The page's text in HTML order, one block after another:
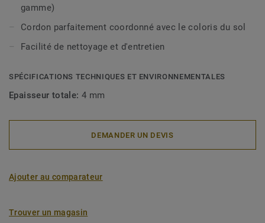
gamme)
Cordon parfaitement coordonné avec le coloris du sol
Facilité de nettoyage et d'entretien
SPÉCIFICATIONS TECHNIQUES ET ENVIRONNEMENTALES
Epaisseur totale: 4 mm
DEMANDER UN DEVIS
Ajouter au comparateur
Trouver un magasin